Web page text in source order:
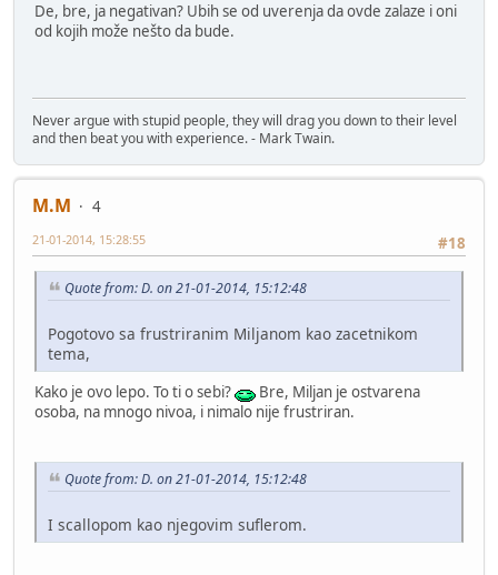
De, bre, ja negativan? Ubih se od uverenja da ovde zalaze i oni
od kojih može nešto da bude.
Never argue with stupid people, they will drag you down to their level
and then beat you with experience. - Mark Twain.
M.M
4
#18
21-01-2014, 15:28:55
Quote from: D. on 21-01-2014, 15:12:48
Pogotovo sa frustriranim Miljanom kao zacetnikom
tema,
Kako je ovo lepo. To ti o sebi?
Bre, Miljan je ostvarena
osoba, na mnogo nivoa, i nimalo nije frustriran.
Quote from: D. on 21-01-2014, 15:12:48
I scallopom kao njegovim suflerom.